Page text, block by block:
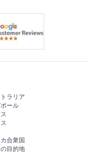
ラリア
ール
合衆国
目的地